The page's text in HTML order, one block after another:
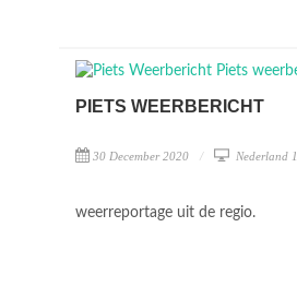
PIETS WEERBERICHT
30 December 2020 Nederland 1
weerreportage uit de regio.